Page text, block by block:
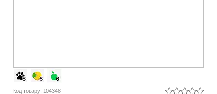
Код товару: 104348